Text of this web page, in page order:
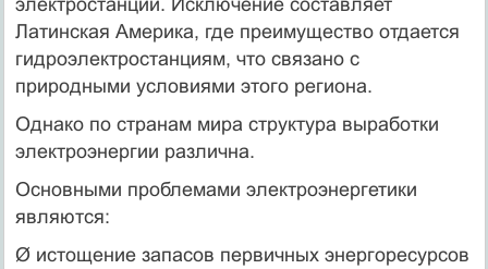
Латинская Америка, где преимущество отдается
гидроэлектростанциям, что связано с
природными условиями этого региона.
Однако по странам мира структура выработки
электроэнергии различна.
Основными проблемами электроэнергетики
являются:
Ø истощение запасов первичных энергоресурсов